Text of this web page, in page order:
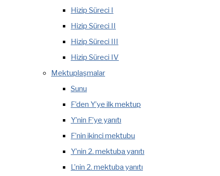
Hizip Süreci I
Hizip Süreci II
Hizip Süreci III
Hizip Süreci IV
Mektuplaşmalar
Sunu
F’den Y’ye ilk mektup
Y’nin F’ye yanıtı
F’nin ikinci mektubu
Y’nin 2. mektuba yanıtı
L’nin 2. mektuba yanıtı